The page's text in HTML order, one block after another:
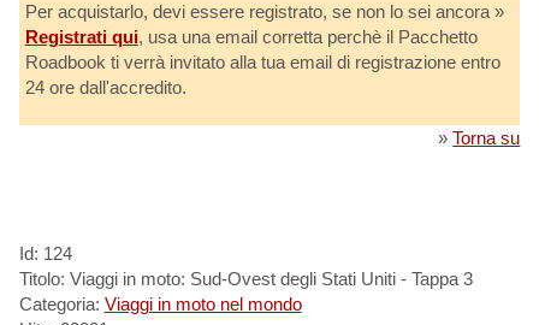
Per acquistarlo, devi essere registrato, se non lo sei ancora »
Registrati qui, usa una email corretta perchè il Pacchetto
Roadbook ti verrà invitato alla tua email di registrazione entro
24 ore dall'accredito.
»Torna su
Id: 124
Titolo: Viaggi in moto: Sud-Ovest degli Stati Uniti - Tappa 3
Categoria: Viaggi in moto nel mondo